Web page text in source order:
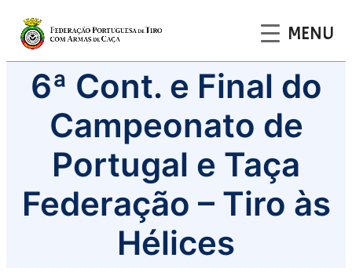
MENU
conteúdo
6ª Cont. e Final do
Campeonato de
Portugal e Taça
Federação – Tiro às
Hélices